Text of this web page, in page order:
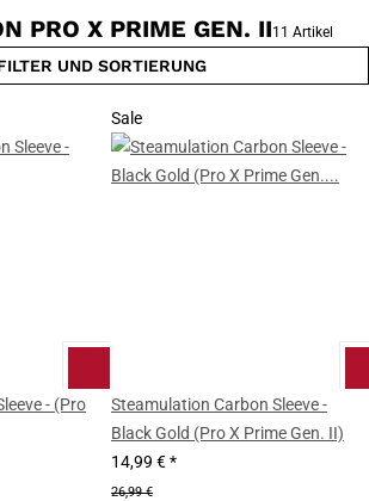
- (Pro
Sale
Steamulation Carbon Sleeve -
Black Gold (Pro X Prime Gen. II)
14,99 €*
26,99 €
PRO X PRIME GEN. II11 Artikel
UND SORTIERUNG